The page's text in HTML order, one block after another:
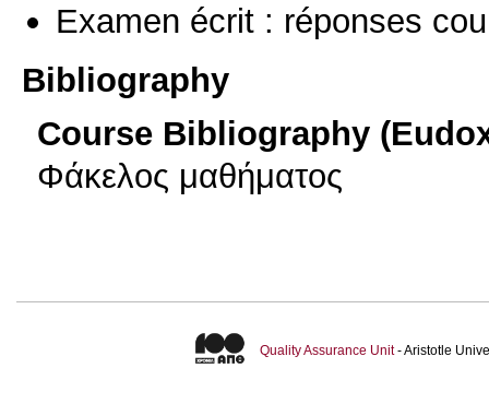
Examen écrit : réponses
Bibliography
Course Bibliography
Φάκελος μαθήματος
Quality Assurance Unit- Aristotle